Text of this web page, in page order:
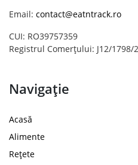
Email: contact@eatntrack.ro
CUI: RO39757359
Registrul Comerțului: J12/1798/
Navigație
Acasă
Alimente
Rețete